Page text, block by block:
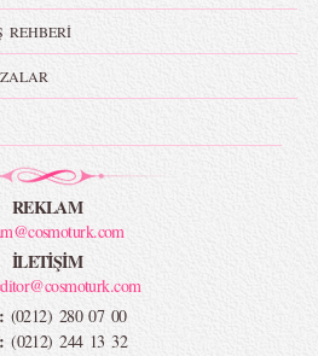
REHBERİ
REKLAM
İLETİŞİM
(0212) 280 07 00
(0212) 244 13 32